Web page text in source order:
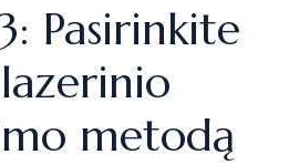
Pasirinkite
metodą